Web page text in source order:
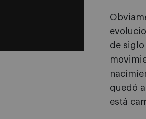
de
quedó
está